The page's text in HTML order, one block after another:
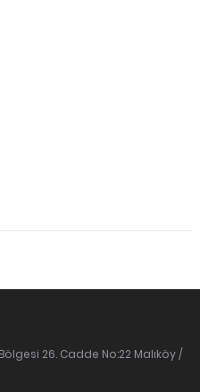
26. Cadde No:22 Malıköy /